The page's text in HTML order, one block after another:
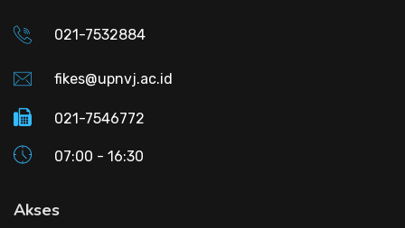
021-7532884
fikes@upnvj.ac.id
021-7546772
07:00 - 16:30
Akses